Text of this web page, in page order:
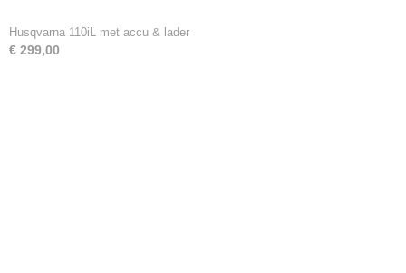
Husqvarna 110iL met accu & lader
€ 299,00